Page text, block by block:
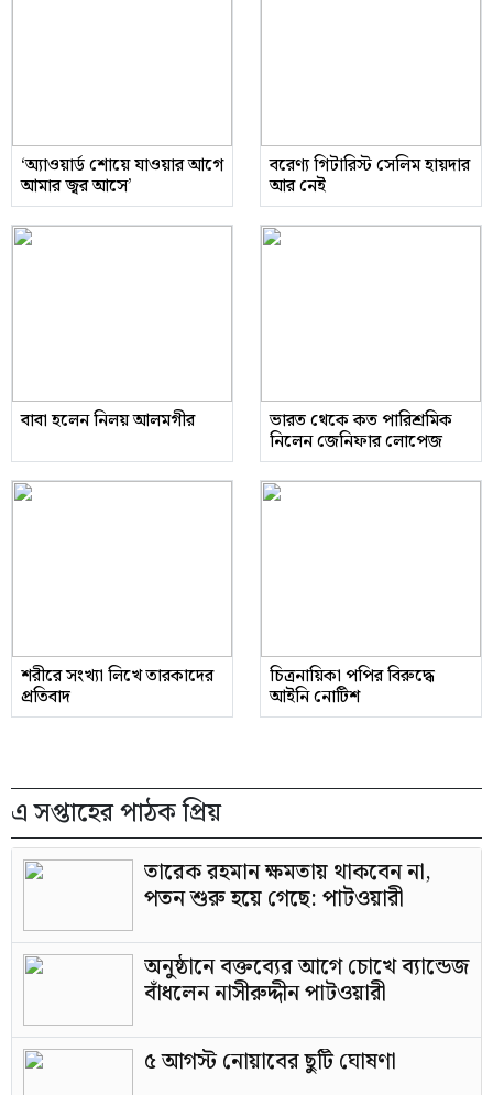
‘অ্যাওয়ার্ড শোয়ে যাওয়ার আগে
আমার জ্বর আসে’
বরেণ্য গিটারিস্ট সেলিম হায়দার
আর নেই
বাবা হলেন নিলয় আলমগীর ভারত থেকে কত পারিশ্রমিক
নিলেন জেনিফার লোপেজ
শরীরে সংখ্যা লিখে তারকাদের
প্রতিবাদ
চিত্রনায়িকা পপির বিরুদ্ধে
আইনি নোটিশ
এ সপ্তাহের পাঠক প্রিয়
তারেক রহমান ক্ষমতায় থাকবেন না,
পতন শুরু হয়ে গেছে: পাটওয়ারী
অনুষ্ঠানে বক্তব্যের আগে চোখে ব্যান্ডেজ
বাঁধলেন নাসীরুদ্দীন পাটওয়ারী
৫ আগস্ট নোয়াবের ছুটি ঘোষণা